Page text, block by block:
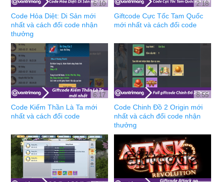
6:10
Code Hỏa Diệt: Di Sản mới
nhất và cách đổi code nhận
thưởng
2:18
Giftcode Cực Tốc Tam Quốc
mới nhất và cách đổi code
6:17
Code Kiếm Thần Là Ta mới
nhất và cách đổi code
8:55
Code Chinh Đồ 2 Origin mới
nhất và cách đổi code nhận
thưởng